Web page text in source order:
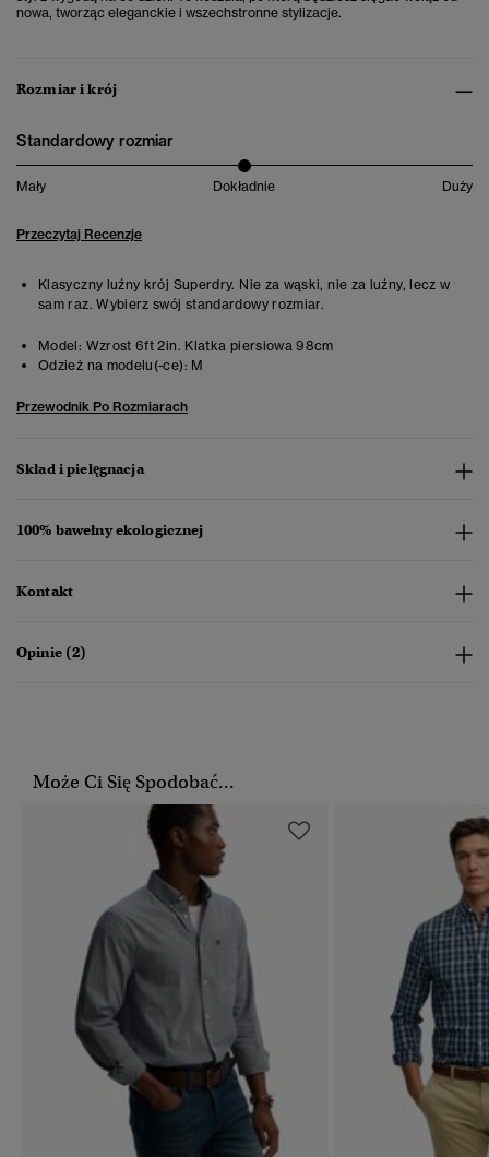
nowa, tworząc eleganckie i wszechstronne stylizacje.
Rozmiar i krój
Standardowy rozmiar
Mały Dokładnie Duży
Przeczytaj Recenzje
Klasyczny luźny krój Superdry. Nie za wąski, nie za luźny, lecz w
sam raz. Wybierz swój standardowy rozmiar.
Model: Wzrost 6ft 2in. Klatka piersiowa 98cm
Odzież na modelu(-ce): M
Przewodnik Po Rozmiarach
Skład i pielęgnacja
100% bawełny ekologicznej
Kontakt
Opinie (2)
Może Ci Się Spodobać...